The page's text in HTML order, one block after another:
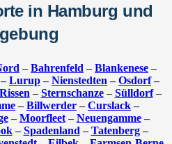
in Hamburg und
– Bahrenfeld – Blankenese –
– Lurup – Nienstedten – Osdorf–
Rissen – Sternschanze– Sülldorf–
– Billwerder – Curslack –
– Moorfleet– Neuengamme–
– Spadenland – Tatenberg–